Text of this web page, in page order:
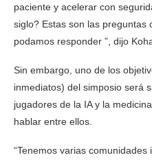
paciente y acelerar con
siglo? Estas son las preguntas
podamos responder ”, dijo
Sin embargo, uno de los
inmediatos) del simposio será
jugadores de la IA y la
hablar entre ellos.
“Tenemos varias